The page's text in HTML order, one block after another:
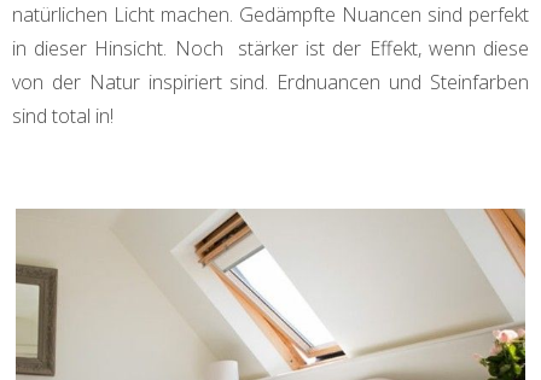
natürlichen Licht machen. Gedämpfte Nuancen sind perfekt
in dieser Hinsicht. Noch stärker ist der Effekt, wenn diese
von der Natur inspiriert sind. Erdnuancen und Steinfarben
sind total in!